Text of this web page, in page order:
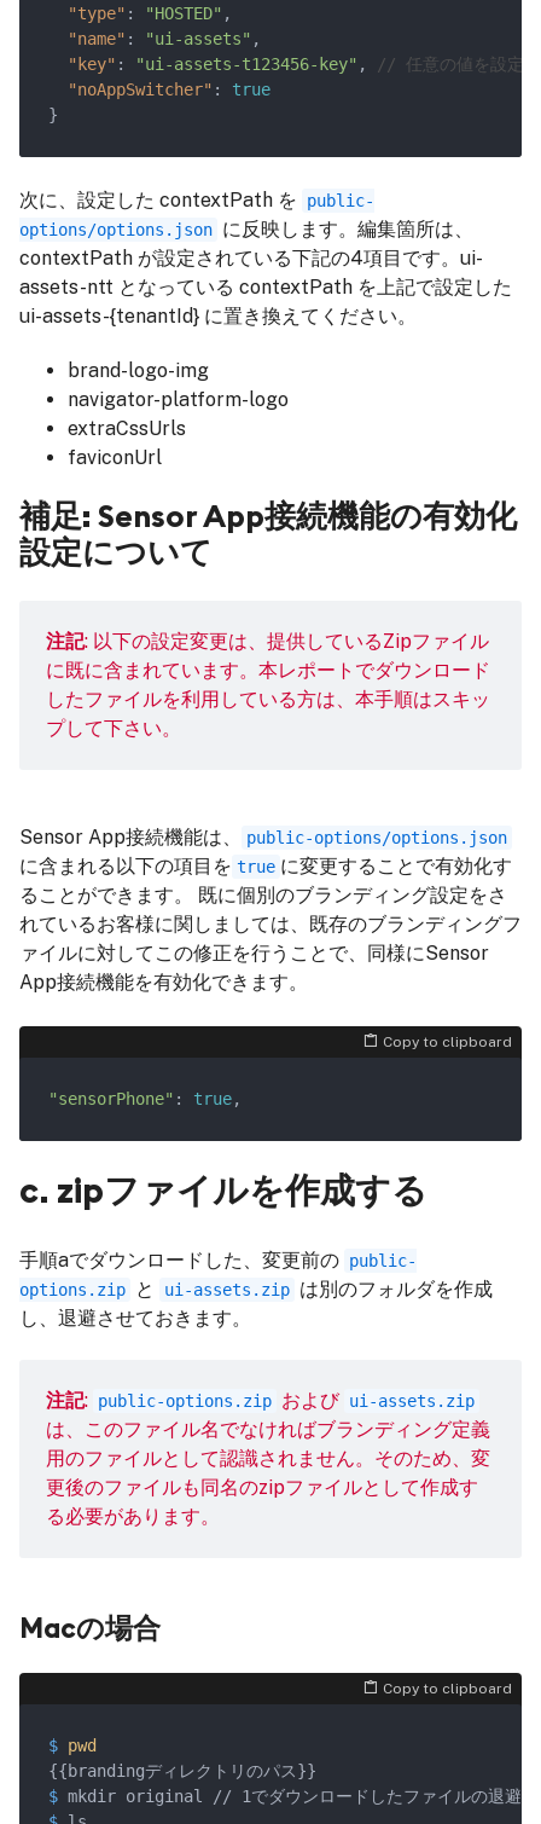
"type" : "HOSTED"
"name" : "ui-assets"
"key" : "ui-assets-t123456-key" ,
"noAppSwitcher" : true
次に、設定した contextPath を
public-
options/options.json に反映します。編集箇所は、
contextPath が設定されている下記の4項目です。ui-
assets-ntt となっている contextPath を上記で設定した
ui-assets-{tenantId} に置き換えてください。
brand-logo-img
navigator-platform-logo
extraCssUrls
faviconUrl
補足: Sensor App接続機能の有効化
設定について
注記: 以下の設定変更は、提供しているZipファイル
に既に含まれています。本レポートでダウンロード
したファイルを利用している方は、本手順はスキッ
プして下さい。
Sensor App接続機能は、 public-options/options.json
に含まれる以下の項目を true に変更することで有効化す
ることができます。 既に個別のブランディング設定をさ
れているお客様に関しましては、既存のブランディングフ
ァイルに対してこの修正を行うことで、同様にSensor
App接続機能を有効化できます。
Copy to clipboard
"sensorPhone" : true
c. zipファイルを作成する
手順aでダウンロードした、変更前の public-
options.zip
と ui-assets.zip は別のフォルダを作成
し、退避させておきます。
注記: public-options.zip および ui-assets.zip
は、このファイル名でなければブランディング定義
用のファイルとして認識されません。そのため、変
更後のファイルも同名のzipファイルとして作成す
る必要があります。
Macの場合
Copy to clipboard
$ pwd
$ mkdir original // 1でダウンロードしたファイルの退避先